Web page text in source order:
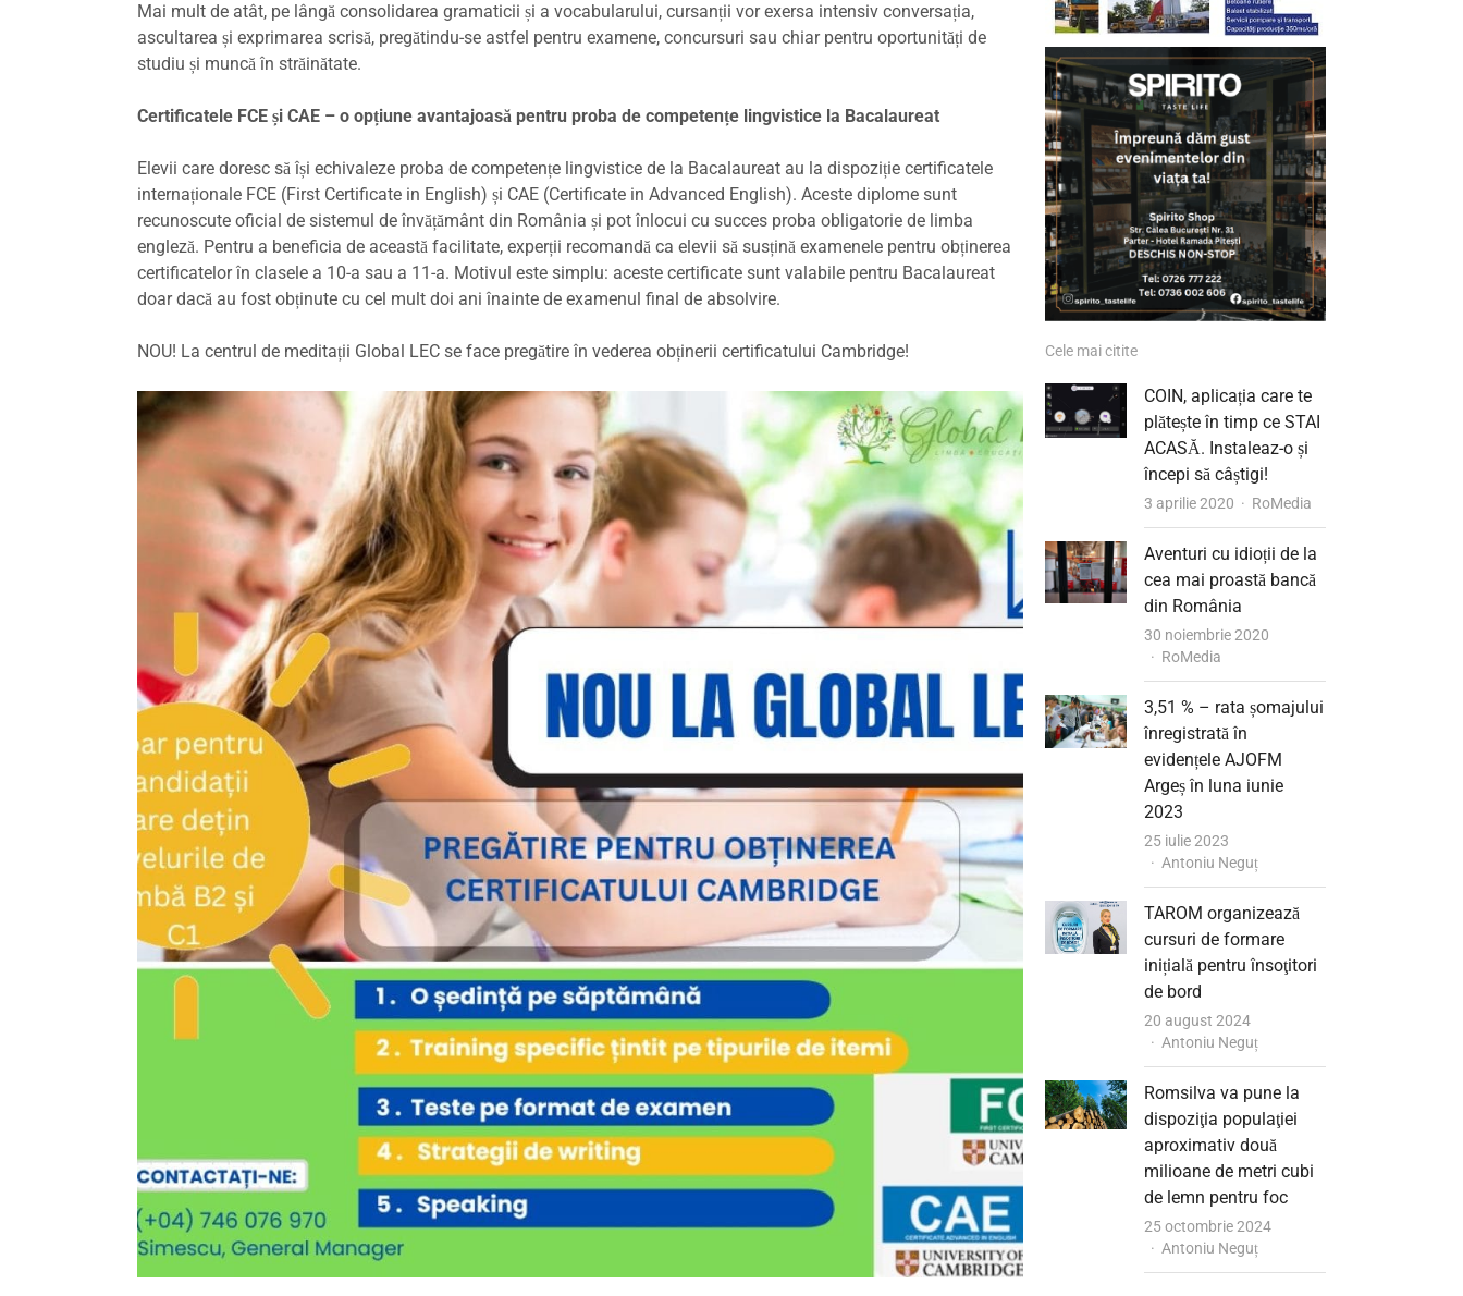
Mai mult de atât, pe lângă consolidarea gramaticii și a vocabularului, cursanții vor exersa intensiv conversația,
ascultarea și exprimarea scrisă, pregătindu-se astfel pentru examene, concursuri sau chiar pentru oportunități de
studiu și muncă în străinătate.
Certificatele FCE și CAE – o opțiune avantajoasă pentru proba de competențe lingvistice la Bacalaureat
Elevii care doresc să își echivaleze proba de competențe lingvistice de la Bacalaureat au la dispoziție certificatele
internaționale FCE (First Certificate in English) și CAE (Certificate in Advanced English). Aceste diplome sunt
recunoscute oficial de sistemul de învățământ din România și pot înlocui cu succes proba obligatorie de limba
engleză. Pentru a beneficia de această facilitate, experții recomandă ca elevii să susțină examenele pentru obținerea
certificatelor în clasele a 10-a sau a 11-a. Motivul este simplu: aceste certificate sunt valabile pentru Bacalaureat
doar dacă au fost obținute cu cel mult doi ani înainte de examenul final de absolvire.
NOU! La centrul de meditații Global LEC se face pregătire în vederea obținerii certificatului Cambridge! Cele mai citite
COIN, aplicația care te
plătește în timp ce STAI
ACASĂ. Instaleaz-o și
începi să câștigi!
3 aprilie 2020 Author
RoMedia
Aventuri cu idioții de la
cea mai proastă bancă
din România
30 noiembrie 2020
Author
RoMedia
3,51 % – rata șomajului
înregistrată în
evidențele AJOFM
Argeș în luna iunie
2023
25 iulie 2023
Author
Antoniu Neguț
TAROM organizează
cursuri de formare
inițială pentru însoţitori
de bord
20 august 2024
Author
Antoniu Neguț
Romsilva va pune la
dispoziţia populaţiei
aproximativ două
milioane de metri cubi
de lemn pentru foc
25 octombrie 2024
Author
Antoniu Neguț